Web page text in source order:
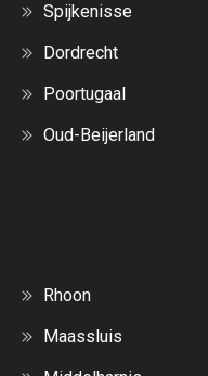
Spijkenisse
Dordrecht
Poortugaal
Oud-Beijerland
Rhoon
Maassluis